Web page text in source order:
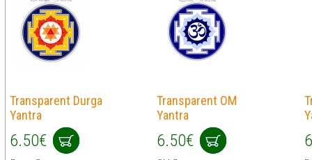
Transparent Durga
Yantra
6.50€
Transparent OM
Yantra
6.50€